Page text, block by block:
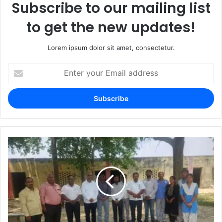
Subscribe to our mailing list
to get the new updates!
Lorem ipsum dolor sit amet, consectetur.